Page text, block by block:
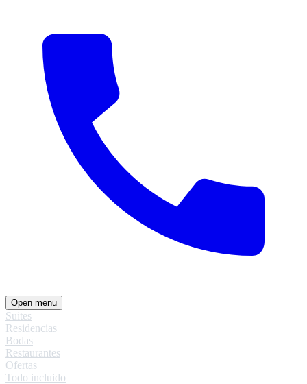
Open menu
Suites
Residencias
Bodas
Restaurantes
Ofertas
Todo incluido